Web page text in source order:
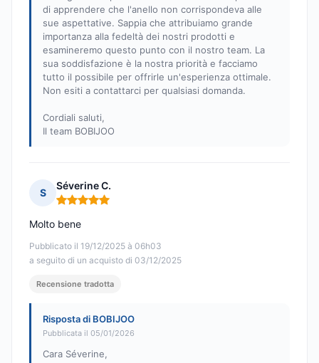
di apprendere che l'anello non corrispondeva alle
sue aspettative. Sappia che attribuiamo grande
importanza alla fedeltà dei nostri prodotti e
esamineremo questo punto con il nostro team. La
sua soddisfazione è la nostra priorità e facciamo
tutto il possibile per offrirle un'esperienza ottimale.
Non esiti a contattarci per qualsiasi domanda.
Cordiali saluti,
Il team BOBIJOO
S
Séverine C.
Nota: 5 su 5
Pubblicato il 19/12/2025 à 06h03
a seguito di un acquisto di 03/12/2025
Molto bene
Recensione tradotta
Risposta di BOBIJOO
Pubblicata il 05/01/2026
Cara Séverine,